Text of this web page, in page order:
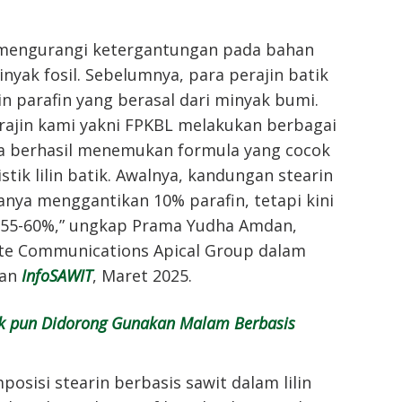
ketergantungan pada bahan
fosil. Sebelumnya, para perajin batik
parafin yang berasal dari minyak bumi.
kami yakni FPKBL melakukan berbagai
berhasil menemukan formula yang cocok
lilin batik. Awalnya, kandungan stearin
menggantikan 10% parafin, tetapi kini
60%,” ungkap Prama Yudha Amdan,
Communications Apical Group dalam
InfoSAWIT, Maret 2025.
pun Didorong Gunakan Malam Berbasis
stearin berbasis sawit dalam lilin